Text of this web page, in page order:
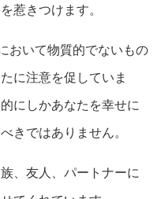
惹きつけます。
おいて物質的でないもの
に注意を促していま
にしかあなたを幸せに
きではありません。
、友人、パートナーに